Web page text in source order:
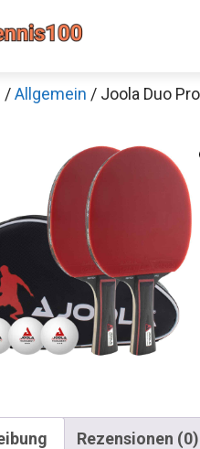
/Allgemein / Joola Duo
Rezensionen (0)